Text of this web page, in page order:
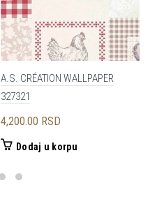
A.S. CRÉATION WALLPAPER
327321
4,200.00 RSD
Dodaj u korpu